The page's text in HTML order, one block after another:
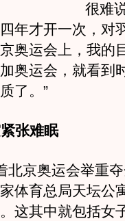
很难
年才开一次，对
奥运会上，我的
奥运会，就看到
质了。”
张难眠
京奥运会举重夺
体育总局天坛公
这其中就包括女